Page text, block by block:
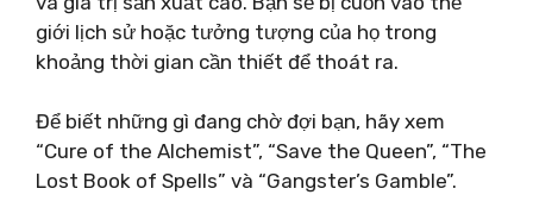
giới lịch sử hoặc tưởng tượng của họ trong
khoảng thời gian cần thiết để thoát ra.
Để biết những gì đang chờ đợi bạn, hãy xem
“Cure of the Alchemist”, “Save the Queen”, “The
Lost Book of Spells” và “Gangster’s Gamble”.